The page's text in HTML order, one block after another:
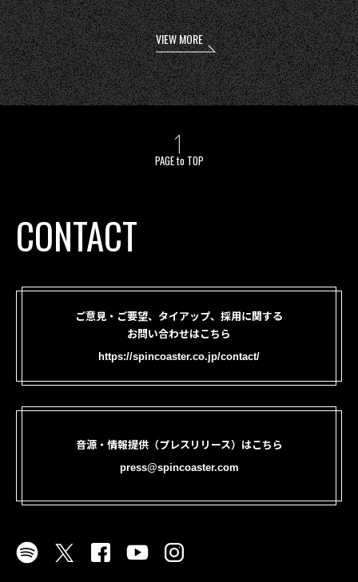
VIEW MORE
PAGE to TOP
CONTACT
ご意見・ご要望、タイアップ、採用に関する
お問い合わせはこちら
https://spincoaster.co.jp/contact/
音源・情報提供（プレスリリース）はこちら
press@spincoaster.com